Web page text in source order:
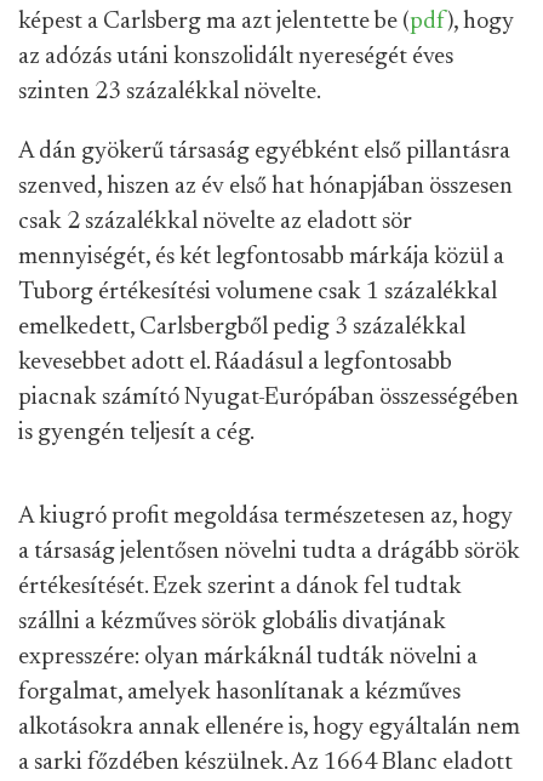
képest a Carlsberg ma azt jelentette be (pdf), hogy
az adózás utáni konszolidált nyereségét éves
szinten 23 százalékkal növelte.
A dán gyökerű társaság egyébként első pillantásra
szenved, hiszen az év első hat hónapjában összesen
csak 2 százalékkal növelte az eladott sör
mennyiségét, és két legfontosabb márkája közül a
Tuborg értékesítési volumene csak 1 százalékkal
emelkedett, Carlsbergből pedig 3 százalékkal
kevesebbet adott el. Ráadásul a legfontosabb
piacnak számító Nyugat-Európában összességében
is gyengén teljesít a cég.
A kiugró profit megoldása természetesen az, hogy
a társaság jelentősen növelni tudta a drágább sörök
értékesítését. Ezek szerint a dánok fel tudtak
szállni a kézműves sörök globális divatjának
expresszére: olyan márkáknál tudták növelni a
forgalmat, amelyek hasonlítanak a kézműves
alkotásokra annak ellenére is, hogy egyáltalán nem
a sarki főzdében készülnek. Az 1664 Blanc eladott